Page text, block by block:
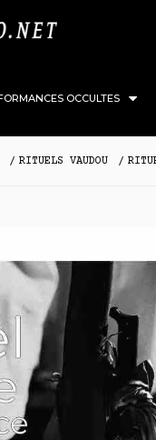
OCCULTES
RITUELS VAUDOU